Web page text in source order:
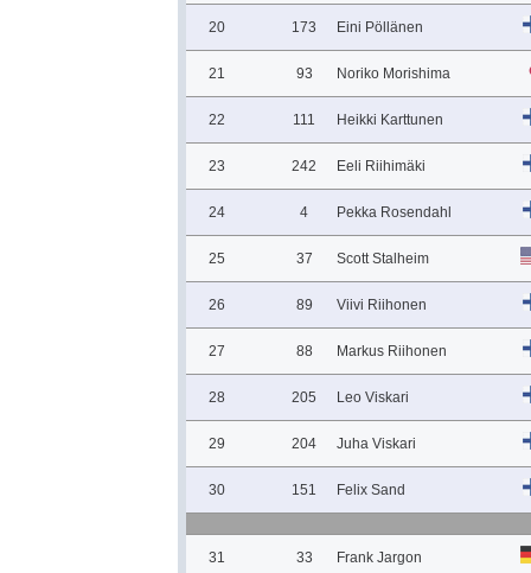
20 173 Eini Pöllänen
21 93 Noriko Morishima
22 111 Heikki Karttunen
23 242 Eeli Riihimäki
24 4 Pekka Rosendahl
25 37 Scott Stalheim
26 89 Viivi Riihonen
27 88 Markus Riihonen
28 205 Leo Viskari
29 204 Juha Viskari
30 151 Felix Sand
31 33 Frank Jargon